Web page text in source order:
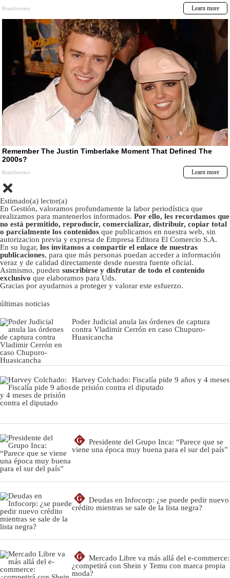
Estimado(a) lector(a)
En Gestión, valoramos profundamente la labor periodística que
realizamos para mantenerlos informados. Por ello, les recordamos que
no está permitido, reproducir, comercializar, distribuir, copiar total
o parcialmente los contenidos que publicamos en nuestra web, sin
autorizacion previa y expresa de Empresa Editora El Comercio S.A.
En su lugar, los invitamos a compartir el enlace de nuestras
publicaciones, para que más personas puedan acceder a información
veraz y de calidad directamente desde nuestra fuente oficial.
Asimismo, pueden suscribirse y disfrutar de todo el contenido
exclusivo que elaboramos para Uds.
Gracias por ayudarnos a proteger y valorar este esfuerzo.
últimas noticias
Poder Judicial anula las órdenes de captura
contra Vladimir Cerrón en caso Chupuro-
Huasicancha
Harvey Colchado: Fiscalía pide 9 años y 4 meses
de prisión contra el diputado
G
Presidente del Grupo Inca: “Parece que se
viene una época muy buena para el sur del país”
G
Deudas en Infocorp: ¿se puede pedir nuevo
crédito mientras se sale de la lista negra?
G
Mercado Libre va más allá del e-commerce:
¿competirá con Shein y Temu con marca propia
moda?